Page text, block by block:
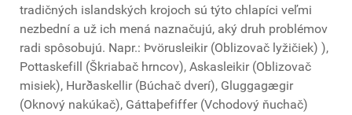
tradičných islandských krojoch sú týto chlapíci veľmi
nezbední a už ich mená naznačujú, aký druh problémov
radi spôsobujú. Napr.: Þvörusleikir (Oblizovač lyžičiek) ),
Pottaskefill (Škriabač hrncov), Askasleikir (Oblizovač
misiek), Hurðaskellir (Búchač dverí), Gluggagægir
(Oknový nakúkač), Gáttaþefiffer (Vchodový ňuchač)